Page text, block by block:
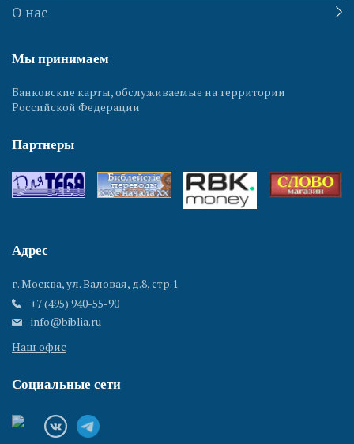
О нас
Мы принимаем
Банковские карты, обслуживаемые на территории
Российской Федерации
Партнеры
Адрес
г. Москва, ул. Валовая, д.8, стр.1
+7 (495) 940-55-90
info@biblia.ru
Наш офис
Социальные сети